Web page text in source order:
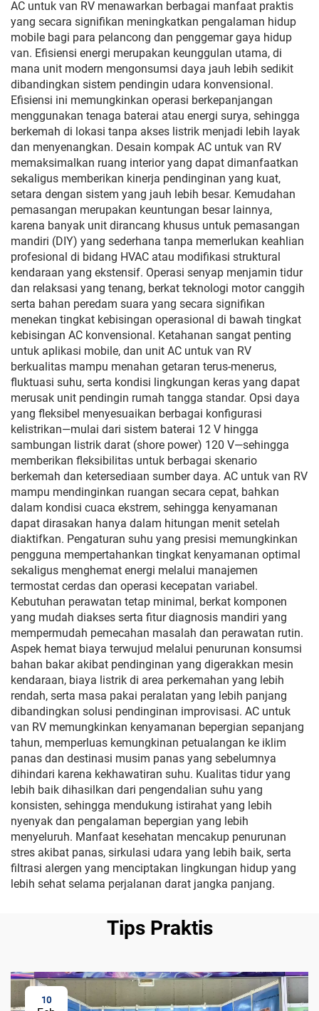
Bus AVI144
AC untuk van RV menawarkan berbagai manfaat praktis
yang secara signifikan meningkatkan pengalaman hidup
mobile bagi para pelancong dan penggemar gaya hidup
van. Efisiensi energi merupakan keunggulan utama, di
mana unit modern mengonsumsi daya jauh lebih sedikit
dibandingkan sistem pendingin udara konvensional.
Efisiensi ini memungkinkan operasi berkepanjangan
menggunakan tenaga baterai atau energi surya, sehingga
berkemah di lokasi tanpa akses listrik menjadi lebih layak
dan menyenangkan. Desain kompak AC untuk van RV
memaksimalkan ruang interior yang dapat dimanfaatkan
sekaligus memberikan kinerja pendinginan yang kuat,
setara dengan sistem yang jauh lebih besar. Kemudahan
pemasangan merupakan keuntungan besar lainnya,
karena banyak unit dirancang khusus untuk pemasangan
mandiri (DIY) yang sederhana tanpa memerlukan keahlian
profesional di bidang HVAC atau modifikasi struktural
kendaraan yang ekstensif. Operasi senyap menjamin tidur
dan relaksasi yang tenang, berkat teknologi motor canggih
serta bahan peredam suara yang secara signifikan
menekan tingkat kebisingan operasional di bawah tingkat
kebisingan AC konvensional. Ketahanan sangat penting
untuk aplikasi mobile, dan unit AC untuk van RV
berkualitas mampu menahan getaran terus-menerus,
fluktuasi suhu, serta kondisi lingkungan keras yang dapat
merusak unit pendingin rumah tangga standar. Opsi daya
yang fleksibel menyesuaikan berbagai konfigurasi
kelistrikan—mulai dari sistem baterai 12 V hingga
sambungan listrik darat (shore power) 120 V—sehingga
memberikan fleksibilitas untuk berbagai skenario
berkemah dan ketersediaan sumber daya. AC untuk van RV
mampu mendinginkan ruangan secara cepat, bahkan
dalam kondisi cuaca ekstrem, sehingga kenyamanan
dapat dirasakan hanya dalam hitungan menit setelah
diaktifkan. Pengaturan suhu yang presisi memungkinkan
pengguna mempertahankan tingkat kenyamanan optimal
sekaligus menghemat energi melalui manajemen
termostat cerdas dan operasi kecepatan variabel.
Kebutuhan perawatan tetap minimal, berkat komponen
yang mudah diakses serta fitur diagnosis mandiri yang
mempermudah pemecahan masalah dan perawatan rutin.
Aspek hemat biaya terwujud melalui penurunan konsumsi
bahan bakar akibat pendinginan yang digerakkan mesin
kendaraan, biaya listrik di area perkemahan yang lebih
rendah, serta masa pakai peralatan yang lebih panjang
dibandingkan solusi pendinginan improvisasi. AC untuk
van RV memungkinkan kenyamanan bepergian sepanjang
tahun, memperluas kemungkinan petualangan ke iklim
panas dan destinasi musim panas yang sebelumnya
dihindari karena kekhawatiran suhu. Kualitas tidur yang
lebih baik dihasilkan dari pengendalian suhu yang
konsisten, sehingga mendukung istirahat yang lebih
nyenyak dan pengalaman bepergian yang lebih
menyeluruh. Manfaat kesehatan mencakup penurunan
stres akibat panas, sirkulasi udara yang lebih baik, serta
filtrasi alergen yang menciptakan lingkungan hidup yang
lebih sehat selama perjalanan darat jangka panjang.
Tips Praktis
10